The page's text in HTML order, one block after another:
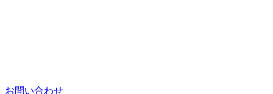
お問い合わせ